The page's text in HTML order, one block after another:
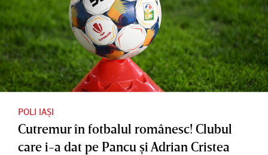
POLI IAȘI
Cutremur în fotbalul românesc! Clubul
care i-a dat pe Pancu şi Adrian Cristea